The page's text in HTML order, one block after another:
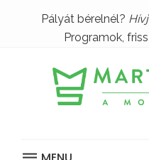
Pályát bérelnél?
Programok,